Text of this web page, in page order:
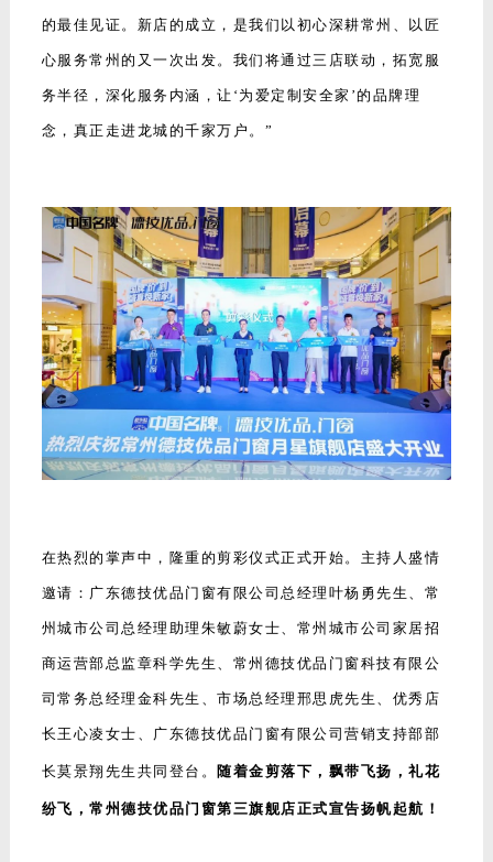
的最佳见证。新店的成立，是我们以初心深耕常州、以匠
心服务常州的又一次出发。我们将通过三店联动，拓宽服
务半径，深化服务内涵，让‘为爱定制安全家’的品牌理
念，真正走进龙城的千家万户。”
在热烈的掌声中，隆重的剪彩仪式正式开始。主持人盛情
邀请：广东德技优品门窗有限公司总经理叶杨勇先生、常
州城市公司总经理助理朱敏蔚女士、常州城市公司家居招
商运营部总监章科学先生、常州德技优品门窗科技有限公
司常务总经理金科先生、市场总经理邢思虎先生、优秀店
长王心凌女士、广东德技优品门窗有限公司营销支持部部
长莫景翔先生共同登台。 随着金剪落下，飘带飞扬，礼花
纷飞，常州德技优品门窗第三旗舰店正式宣告扬帆起航！